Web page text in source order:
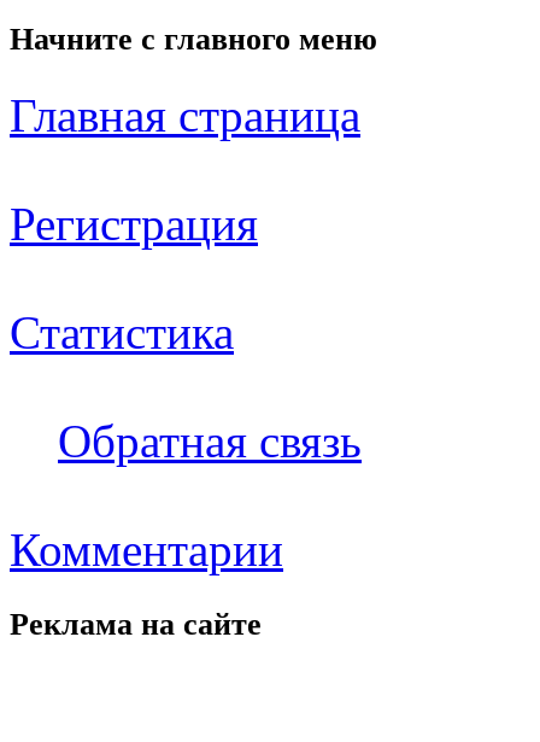
Начните с главного меню
Главная страница
Регистрация
Статистика
Обратная связь
Комментарии
Реклама на сайте